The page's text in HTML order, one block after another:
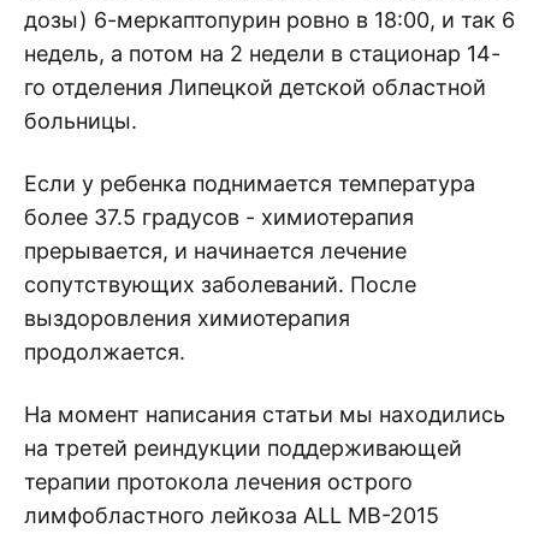
дозы) 6-меркаптопурин ровно в 18:00, и так 6
недель, а потом на 2 недели в стационар 14-
го отделения Липецкой детской областной
больницы.
Если у ребенка поднимается температура
более 37.5 градусов - химиотерапия
прерывается, и начинается лечение
сопутствующих заболеваний. После
выздоровления химиотерапия
продолжается.
На момент написания статьи мы находились
на третей реиндукции поддерживающей
терапии протокола лечения острого
лимфобластного лейкоза ALL MB-2015